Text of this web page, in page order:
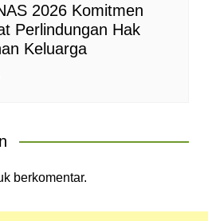
2026 Komitmen
Perlindungan Hak
Keluarga
berkomentar.